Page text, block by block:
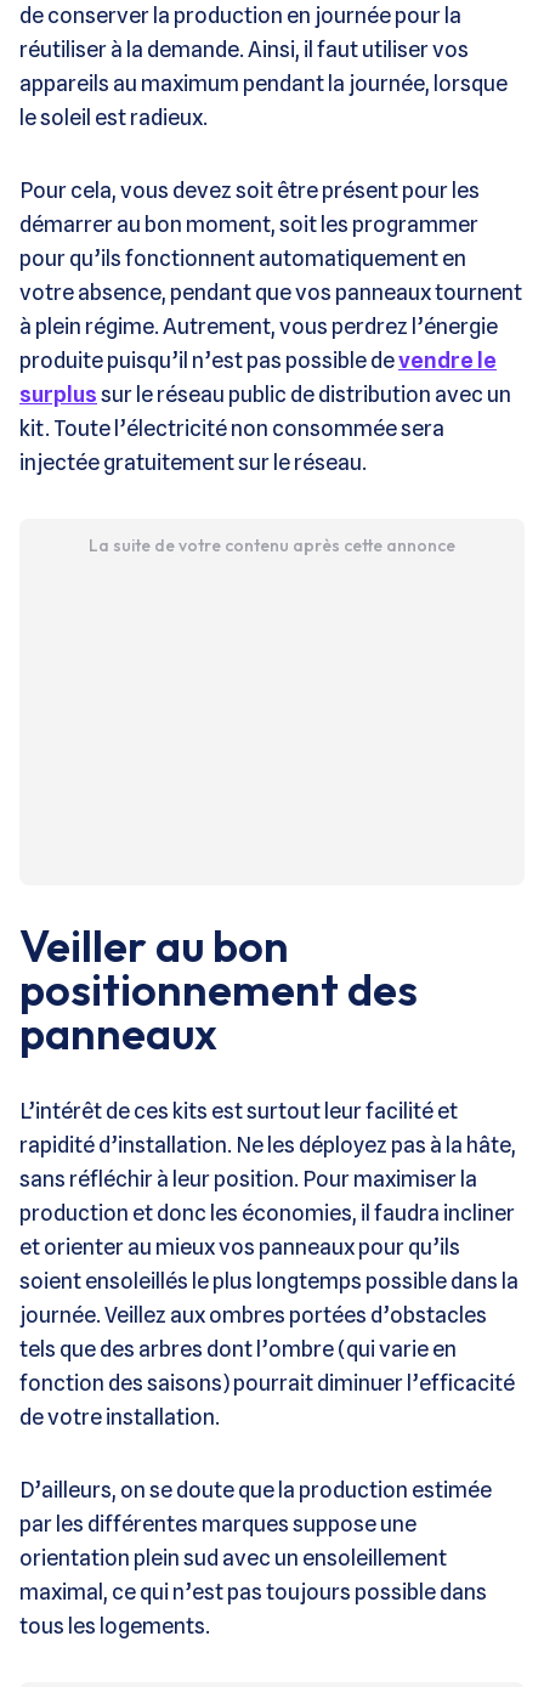
de conserver la production en journée pour la
réutiliser à la demande. Ainsi, il faut utiliser vos
appareils au maximum pendant la journée, lorsque
le soleil est radieux.
Pour cela, vous devez soit être présent pour les
démarrer au bon moment, soit les programmer
pour qu’ils fonctionnent automatiquement en
votre absence, pendant que vos panneaux tournent
à plein régime. Autrement, vous perdrez l’énergie
produite puisqu’il n’est pas possible devendre le
surplussur le réseau public de distribution avec un
kit. Toute l’électricité non consommée sera
injectée gratuitement sur le réseau.
La suite de votre contenu après cette annonce
Veiller au bon
positionnement des
panneaux
L’intérêt de ces kits est surtout leur facilité et
rapidité d’installation. Ne les déployez pas à la hâte,
sans réfléchir à leur position. Pour maximiser la
production et donc les économies, il faudra incliner
et orienter au mieux vos panneaux pour qu’ils
soient ensoleillés le plus longtemps possible dans la
journée. Veillez aux ombres portées d’obstacles
tels que des arbres dont l’ombre (qui varie en
fonction des saisons) pourrait diminuer l’efficacité
de votre installation.
D’ailleurs, on se doute que la production estimée
par les différentes marques suppose une
orientation plein sud avec un ensoleillement
maximal, ce qui n’est pas toujours possible dans
tous les logements.